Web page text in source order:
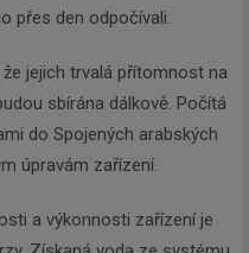
přes den odpočívali.
jejich trvalá přítomnost na
sbírána dálkově. Počítá
do Spojených arabských
úpravám zařízení.
a výkonnosti zařízení je